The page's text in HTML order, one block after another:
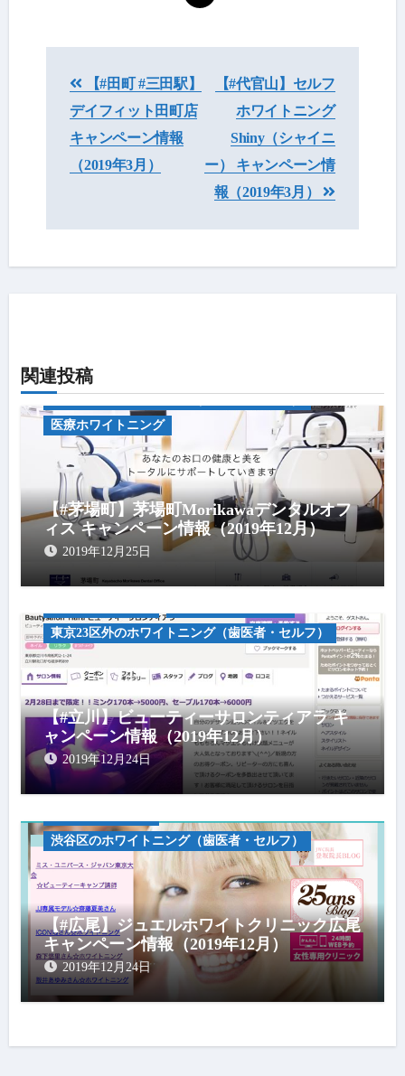
稿
ナ
ビ
ー
シ
【#田町 #三田駅】
デイフィット田町店
キャンペーン情報
（2019年3月）
【#代官山】セルフ
ホワイトニング
Shiny（シャイニ
ー） キャンペーン情
報（2019年3月）
関連投稿
キャンペーン情報
医療ホワイトニング
【#茅場町】茅場町Morikawaデンタルオフ
ィス キャンペーン情報（2019年12月）
2019年12月25日
東京23区外のホワイトニング（歯医者・セルフ）
【#立川】ビューティーサロンティアラ キ
ャンペーン情報（2019年12月）
2019年12月24日
渋谷区のホワイトニング（歯医者・セルフ）
【#広尾】ジュエルホワイトクリニック広尾
キャンペーン情報（2019年12月）
2019年12月24日